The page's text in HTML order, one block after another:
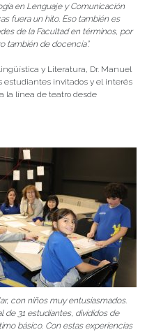
en Lenguaje y Comunicación
fuera un hito. Eso también es
de la Facultad en términos, por
también de docencia”.
y Literatura, Dr. Manuel
estudiantes invitados y el interés
la línea de teatro desde
con niños muy entusiasmados.
de 31 estudiantes, divididos de
básico. Con estas experiencias